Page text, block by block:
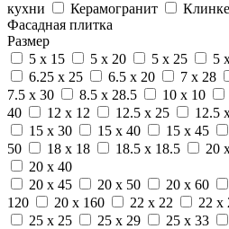
кухни
Керамогранит
Фасадная плитка
Размер
5 x 15
5 x 20 5 x 25 5
6.25 x 25
6.5 x 20 7 x 28
7.5 x 30
8.5 x 28.5 10 x 10
40
12 x 12 12.5 x 25 12.5
15 x 30
15 x 40 15 x 45
50
18 x 18 18.5 x 18.5 20
20 x 40
20 x 45
20 x 50 20 x 60
120
20 x 160 22 x 22 22 x
25 x 25
25 x 29 25 x 33